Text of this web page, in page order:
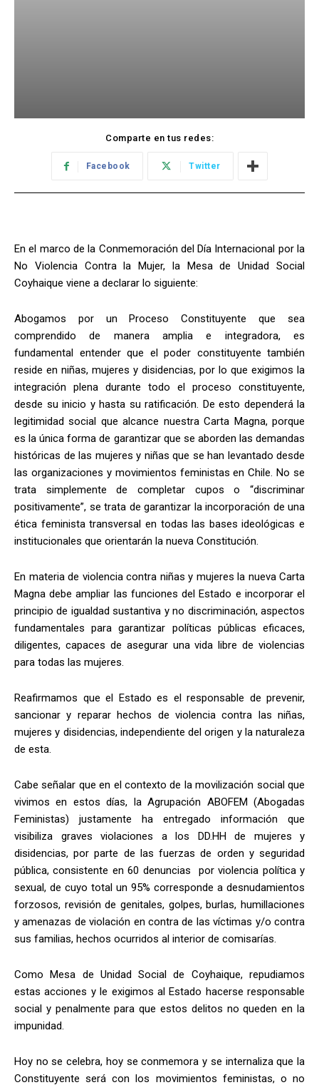
Comparte en tus redes:
Facebook Twitter
En el marco de la Conmemoración del Día Internacional por la
No Violencia Contra la Mujer, la Mesa de Unidad Social
Coyhaique viene a declarar lo siguiente:
Abogamos por un Proceso Constituyente que sea
comprendido de manera amplia e integradora, es
fundamental entender que el poder constituyente también
reside en niñas, mujeres y disidencias, por lo que exigimos la
integración plena durante todo el proceso constituyente,
desde su inicio y hasta su ratificación. De esto dependerá la
legitimidad social que alcance nuestra Carta Magna, porque
es la única forma de garantizar que se aborden las demandas
históricas de las mujeres y niñas que se han levantado desde
las organizaciones y movimientos feministas en Chile. No se
trata simplemente de completar cupos o “discriminar
positivamente”, se trata de garantizar la incorporación de una
ética feminista transversal en todas las bases ideológicas e
institucionales que orientarán la nueva Constitución.
En materia de violencia contra niñas y mujeres la nueva Carta
Magna debe ampliar las funciones del Estado e incorporar el
principio de igualdad sustantiva y no discriminación, aspectos
fundamentales para garantizar políticas públicas eficaces,
diligentes, capaces de asegurar una vida libre de violencias
para todas las mujeres.
Reafirmamos que el Estado es el responsable de prevenir,
sancionar y reparar hechos de violencia contra las niñas,
mujeres y disidencias, independiente del origen y la naturaleza
de esta.
Cabe señalar que en el contexto de la movilización social que
vivimos en estos días, la Agrupación ABOFEM (Abogadas
Feministas) justamente ha entregado información que
visibiliza graves violaciones a los DD.HH de mujeres y
disidencias, por parte de las fuerzas de orden y seguridad
pública, consistente en 60 denuncias por violencia política y
sexual, de cuyo total un 95% corresponde a desnudamientos
forzosos, revisión de genitales, golpes, burlas, humillaciones
y amenazas de violación en contra de las víctimas y/o contra
sus familias, hechos ocurridos al interior de comisarías.
Como Mesa de Unidad Social de Coyhaique, repudiamos
estas acciones y le exigimos al Estado hacerse responsable
social y penalmente para que estos delitos no queden en la
impunidad.
Hoy no se celebra, hoy se conmemora y se internaliza que la
Constituyente será con los movimientos feministas, o no